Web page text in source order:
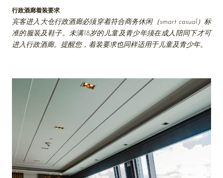
行政酒廊着装要求
宾客进入大仓行政酒廊必须穿着符合商务休闲（smart casual）标
准的服装及鞋子。未满18岁的儿童及青少年须在成人陪同下才可
进入行政酒廊。提醒您，着装要求也同样适用于儿童及青少年。